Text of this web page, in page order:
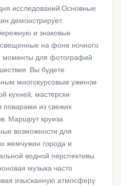
исследований.Основные
демонстрирует
и знаковые
на фоне ночного
моменты для фотографий
Вы будете
многокурсовым ужином
кухней, мастерски
поварами из свежих
Маршрут круиза
возможности для
жемчужин города и
водной перспективы.
музыка часто
изысканную атмосферу